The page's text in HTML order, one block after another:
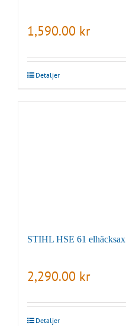
1,590.00 kr
Detaljer
STIHL HSE 61 elhäcksax
2,290.00 kr
Detaljer